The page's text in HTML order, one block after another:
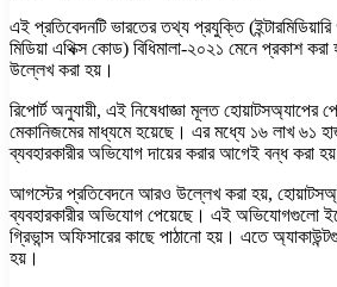
এই প্রতিবেদনটি ভারতের তথ্য প্রযুক্তি
মিডিয়া এথিক্স কোড) বিধিমালা-২০২১ মেনে প্রকাশ করা
উল্লেখ করা হয়।
রিপোর্ট অনুযায়ী, এই নিষেধাজ্ঞা মূলত হোয়াটসঅ্যাপের
মেকানিজমের মাধ্যমে হয়েছে। এর মধ্যে ১৬ লাখ ৬১
ব্যবহারকারীর অভিযোগ দায়ের করার আগেই বন্ধ করা
আগস্টের প্রতিবেদনে আরও উল্লেখ করা হয়,
ব্যবহারকারীর অভিযোগ পেয়েছে। এই অভিযোগগুলো
গ্রিভান্স অফিসারের কাছে পাঠানো হয়। এতে
হয়।